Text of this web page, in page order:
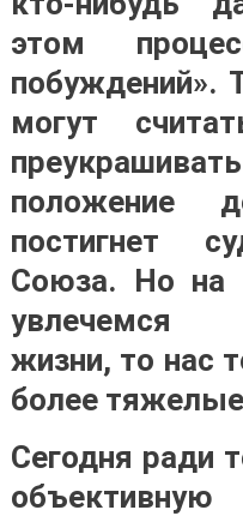
этом
побуждений».
могут
положение
постигнет
Союза. Но на
увлечемся
жизни, то нас
более
Сегодня ради